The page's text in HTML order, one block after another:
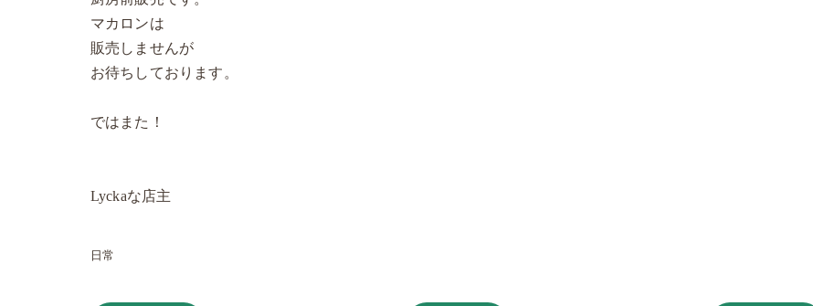
マカロンは
販売しませんが
お待ちしております。
ではまた！
Lyckaな店主
日常